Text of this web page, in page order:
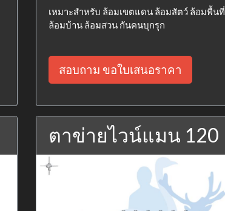
เหมาะสำหรับ ล้อมเขตแดน ล้อมสัตว์ ล้อมพื้นที่
ล้อมบ้าน ล้อมสวน กันคนบุกรุก
สอบถาม ขอใบเสนอราคา
ตาข่ายไวน์แมน 120